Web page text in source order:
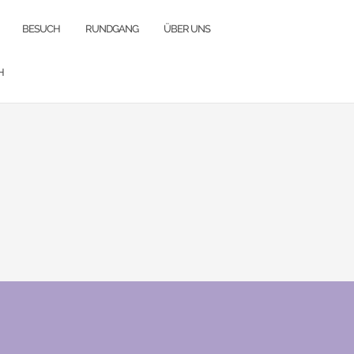
BESUCH RUNDGANG ÜBER UNS